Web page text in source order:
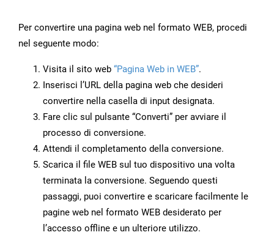
Per convertire una pagina web nel formato WEB, procedi
nel seguente modo:
Visita il sito web “Pagina Web in WEB”.
Inserisci l’URL della pagina web che desideri
convertire nella casella di input designata.
Fare clic sul pulsante “Converti” per avviare il
processo di conversione.
Attendi il completamento della conversione.
Scarica il file WEB sul tuo dispositivo una volta
terminata la conversione. Seguendo questi
passaggi, puoi convertire e scaricare facilmente le
pagine web nel formato WEB desiderato per
l’accesso offline e un ulteriore utilizzo.